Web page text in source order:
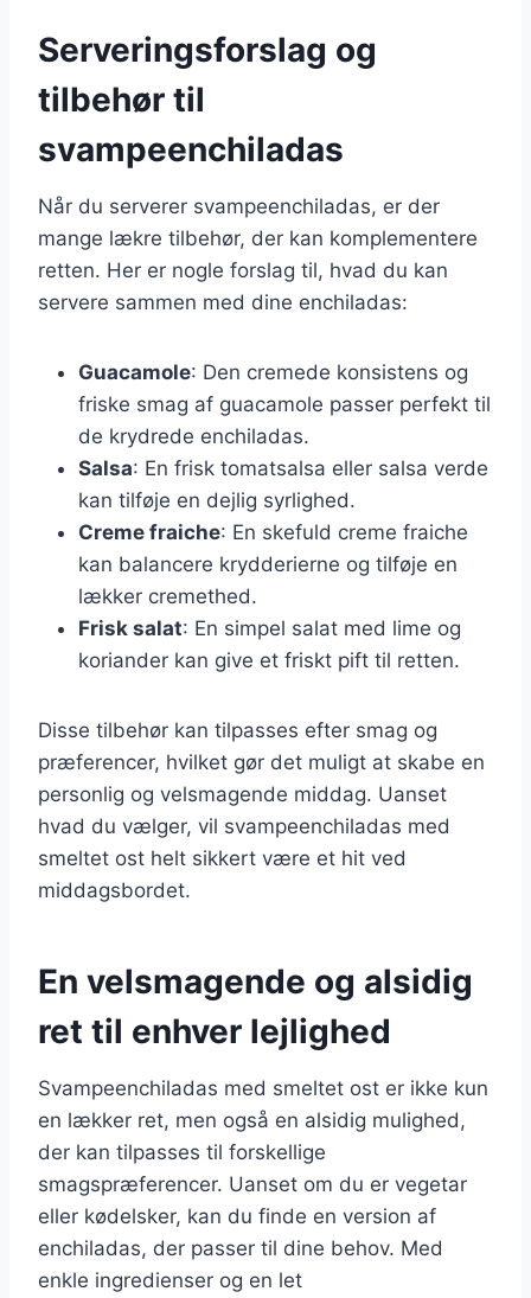
Serveringsforslag og
tilbehør til
svampeenchiladas
Når du serverer svampeenchiladas, er der
mange lækre tilbehør, der kan komplementere
retten. Her er nogle forslag til, hvad du kan
servere sammen med dine enchiladas:
Guacamole: Den cremede konsistens og
friske smag af guacamole passer perfekt til
de krydrede enchiladas.
Salsa: En frisk tomatsalsa eller salsa verde
kan tilføje en dejlig syrlighed.
Creme fraiche: En skefuld creme fraiche
kan balancere krydderierne og tilføje en
lækker cremethed.
Frisk salat: En simpel salat med lime og
koriander kan give et friskt pift til retten.
Disse tilbehør kan tilpasses efter smag og
præferencer, hvilket gør det muligt at skabe en
personlig og velsmagende middag. Uanset
hvad du vælger, vil svampeenchiladas med
smeltet ost helt sikkert være et hit ved
middagsbordet.
En velsmagende og alsidig
ret til enhver lejlighed
Svampeenchiladas med smeltet ost er ikke kun
en lækker ret, men også en alsidig mulighed,
der kan tilpasses til forskellige
smagspræferencer. Uanset om du er vegetar
eller kødelsker, kan du finde en version af
enchiladas, der passer til dine behov. Med
enkle ingredienser og en let